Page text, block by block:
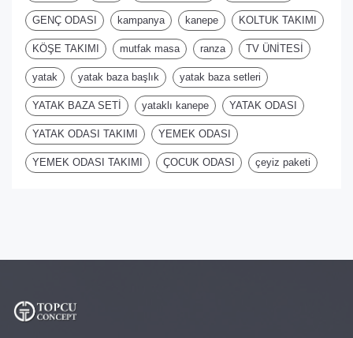
GENÇ ODASI kampanya kanepe KOLTUK TAKIMI
KÖŞE TAKIMI mutfak masa ranza TV ÜNİTESİ
yatak yatak baza başlık yatak baza setleri
YATAK BAZA SETİ yataklı kanepe YATAK ODASI
YATAK ODASI TAKIMI YEMEK ODASI
YEMEK ODASI TAKIMI ÇOCUK ODASI çeyiz paketi